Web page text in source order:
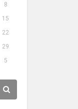
8
15
22
29
5